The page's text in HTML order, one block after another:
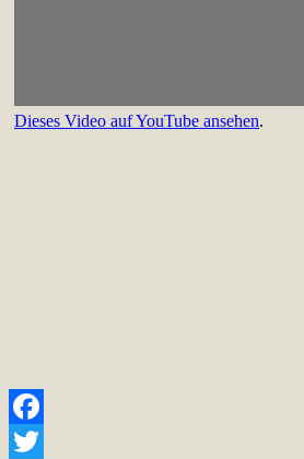
Dieses Video auf YouTube ansehen.
Facebook